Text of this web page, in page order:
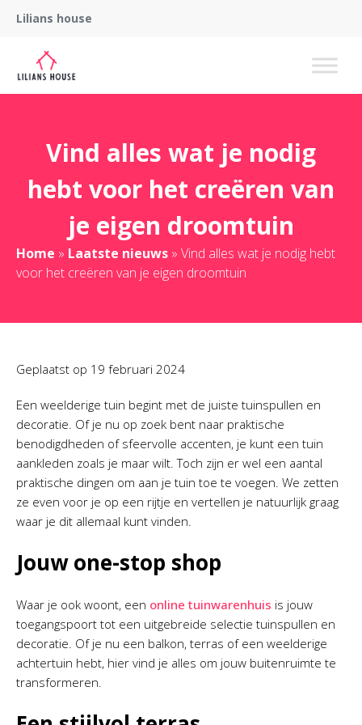
Lilians house
Vind alles wat je nodig
hebt voor het creëren van
je eigen droomtuin
Home » Laatste nieuws » Vind alles wat je nodig hebt
voor het creëren van je eigen droomtuin
Geplaatst op 19 februari 2024
Een weelderige tuin begint met de juiste tuinspullen en
decoratie. Of je nu op zoek bent naar praktische
benodigdheden of sfeervolle accenten, je kunt een tuin
aankleden zoals je maar wilt. Toch zijn er wel een aantal
praktische dingen om aan je tuin toe te voegen. We zetten
ze even voor je op een rijtje en vertellen je natuurlijk graag
waar je dit allemaal kunt vinden.
Jouw one-stop shop
Waar je ook woont, een online tuinwarenhuis is jouw
toegangspoort tot een uitgebreide selectie tuinspullen en
decoratie. Of je nu een balkon, terras of een weelderige
achtertuin hebt, hier vind je alles om jouw buitenruimte te
transformeren.